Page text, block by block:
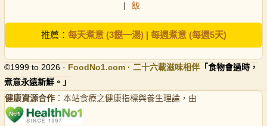
|
飯
推薦： 每天煮意 (3餸一湯)| 每週煮意 (每週5天)
©1999 to 2026 · FoodNo1.com · 二十六載滋味相伴 「食物會過時，
煮意永遠新鮮。」
健康資源合作 ：本站食療之健康指標與養生理論，由